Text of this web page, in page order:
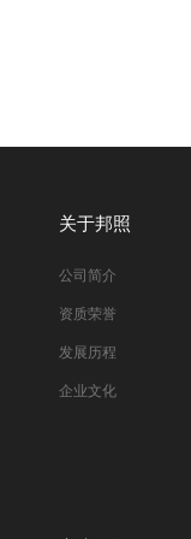
关于邦照
公司简介
资质荣誉
发展历程
企业文化